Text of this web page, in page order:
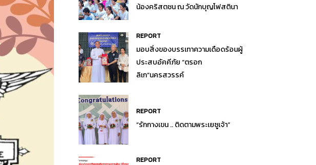
น้องคริสตชน ณ วัดนักบุญโฟสตินา
REPORT
มอบสิ่งของบรรเทาความเดือดร้อนผู้
ประสบอัคคีภัย “ตรอก
ลิเก”นครสวรรค์
REPORT
“รักกางเขน .. ติดตามพระเยซูเจ้า”
REPORT